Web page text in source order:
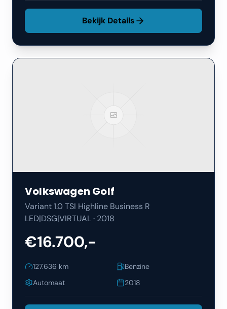
Bekijk Details
Volkswagen Golf
Variant 1.0 TSI Highline Business R
LED|DSG|VIRTUAL· 2018
€16.700,-
127.636 km
Benzine
Automaat
2018